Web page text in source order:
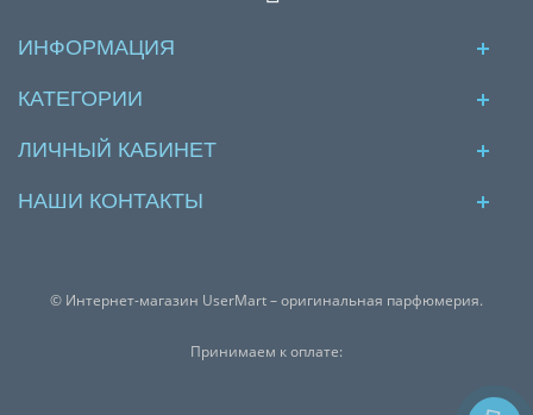
ИНФОРМАЦИЯ
КАТЕГОРИИ
ЛИЧНЫЙ КАБИНЕТ
НАШИ КОНТАКТЫ
© Интернет-магазин UserMart – оригинальная парфюмерия.
Принимаем к оплате: